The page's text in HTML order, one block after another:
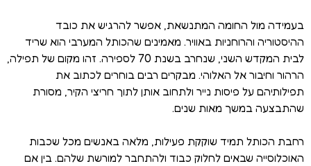
בעמידה מול החומה המתנשאת, אפשר להרגיש את כובד
ההיסטוריה והרוחניות באוויר. מאמינים שהכותל המערבי הוא שריד
לבית המקדש השני, שנחרב בשנת 70 לספירה. זהו מקום של תפילה,
הרהור וחיבור אל האלוהי. מבקרים רבים בוחרים לכתוב את
תפילותיהם על פיסות נייר ולתחוב אותן לתוך חריצי הקיר, מסורת
שהתבצעה במשך מאות שנים.
רחבת הכותל תמיד שוקקת פעילות, מלאה באנשים מכל שכבות
האוכלוסייה שבאים לחלוק כבוד ולהתחבר למורשת שלהם. בין אם